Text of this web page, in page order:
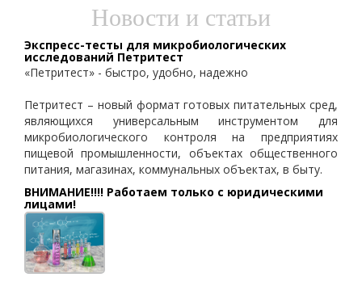
Новости и статьи
Экспресс-тесты для микробиологических
исследований Петритест
«Петритест» - быстро, удобно, надежно
Петритест – новый формат готовых питательных сред,
являющихся универсальным инструментом для
микробиологического контроля на предприятиях
пищевой промышленности, объектах общественного
питания, магазинах, коммунальных объектах, в быту.
ВНИМАНИЕ!!!! Работаем только с юридическими
лицами!